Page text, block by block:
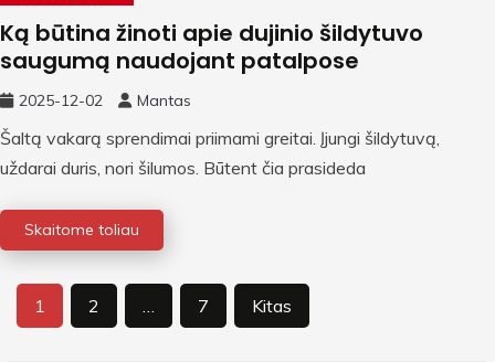
Ką būtina žinoti apie dujinio šildytuvo
saugumą naudojant patalpose
2025-12-02 Mantas
Šaltą vakarą sprendimai priimami greitai. Įjungi šildytuvą,
uždarai duris, nori šilumos. Būtent čia prasideda
Skaitome toliau
Įrašų
1 2 … 7 Kitas